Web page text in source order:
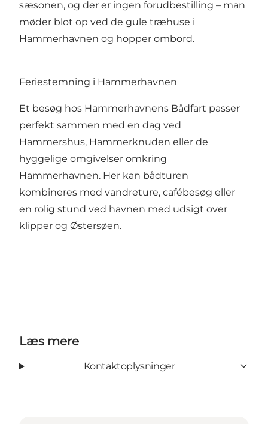
sæsonen, og der er ingen forudbestilling – man
møder blot op ved de gule træhuse i
Hammerhavnen og hopper ombord.
Feriestemning i Hammerhavnen
Et besøg hos Hammerhavnens Bådfart passer
perfekt sammen med en dag ved
Hammershus, Hammerknuden eller de
hyggelige omgivelser omkring
Hammerhavnen. Her kan bådturen
kombineres med vandreture, cafébesøg eller
en rolig stund ved havnen med udsigt over
klipper og Østersøen.
Læs mere
Kontaktoplysninger